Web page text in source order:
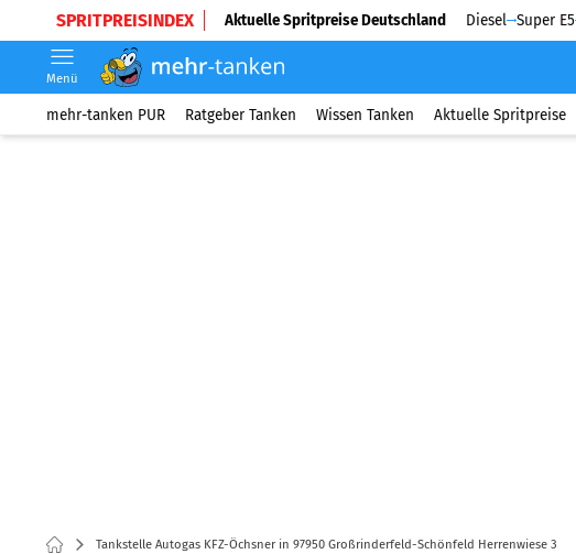
SPRITPREISINDEX Aktuelle Spritpreise Deutschland Diesel Super E5
Menü
mehr-tanken PUR Ratgeber Tanken Wissen Tanken Aktuelle Spritpreise
Tankstelle Autogas KFZ-Öchsner in 97950 Großrinderfeld-Schönfeld Herrenwiese 3